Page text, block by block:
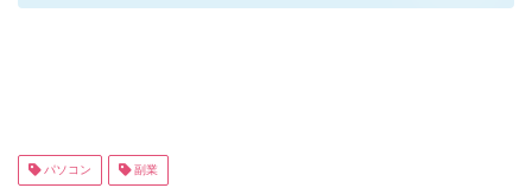
パソコン 副業